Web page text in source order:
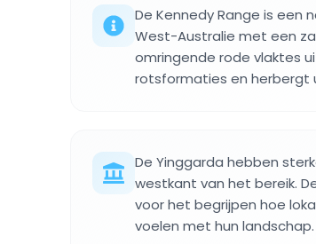
De Kennedy Range is een
West-Australie met een
omringende rode vlaktes
rotsformaties en herbergt
De Yinggarda hebben
westkant van het bereik.
voor het begrijpen hoe
voelen met hun landschap.